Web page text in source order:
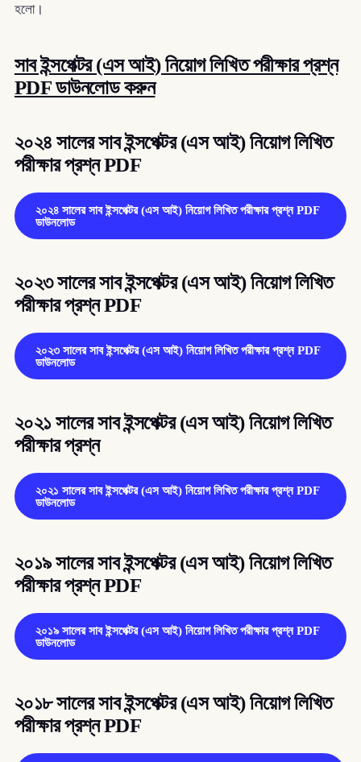
হলো।
সাব ইন্সপেক্টর (এস আই) নিয়োগ লিখিত পরীক্ষার প্রশ্ন
PDF ডাউনলোড করুন
২০২৪ সালের সাব ইন্সপেক্টর (এস আই) নিয়োগ লিখিত
পরীক্ষার প্রশ্ন PDF
২০২৪ সালের সাব ইন্সপেক্টর (এস আই) নিয়োগ লিখিত পরীক্ষার প্রশ্ন PDF
ডাউনলোড
২০২৩ সালের সাব ইন্সপেক্টর (এস আই) নিয়োগ লিখিত
পরীক্ষার প্রশ্ন PDF
২০২৩ সালের সাব ইন্সপেক্টর (এস আই) নিয়োগ লিখিত পরীক্ষার প্রশ্ন PDF
ডাউনলোড
২০২১ সালের সাব ইন্সপেক্টর (এস আই) নিয়োগ লিখিত
পরীক্ষার প্রশ্ন
২০২১ সালের সাব ইন্সপেক্টর (এস আই) নিয়োগ লিখিত পরীক্ষার প্রশ্ন PDF
ডাউনলোড
২০১৯ সালের সাব ইন্সপেক্টর (এস আই) নিয়োগ লিখিত
পরীক্ষার প্রশ্ন PDF
২০১৯ সালের সাব ইন্সপেক্টর (এস আই) নিয়োগ লিখিত পরীক্ষার প্রশ্ন PDF
ডাউনলোড
২০১৮ সালের সাব ইন্সপেক্টর (এস আই) নিয়োগ লিখিত
পরীক্ষার প্রশ্ন PDF